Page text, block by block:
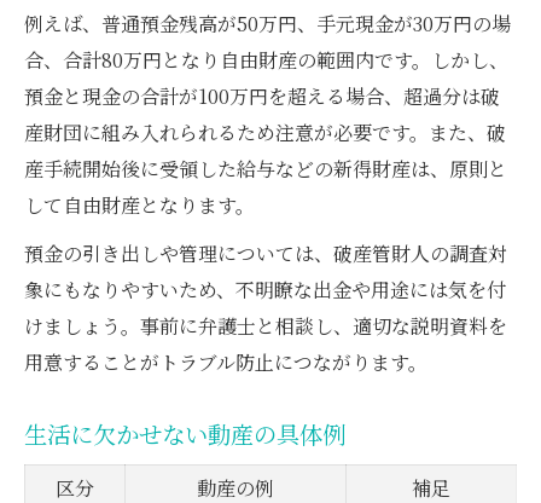
例えば、普通預金残高が50万円、手元現金が30万円の場
合、合計80万円となり自由財産の範囲内です。しかし、
預金と現金の合計が100万円を超える場合、超過分は破
産財団に組み入れられるため注意が必要です。また、破
産手続開始後に受領した給与などの新得財産は、原則と
して自由財産となります。
預金の引き出しや管理については、破産管財人の調査対
象にもなりやすいため、不明瞭な出金や用途には気を付
けましょう。事前に弁護士と相談し、適切な説明資料を
用意することがトラブル防止につながります。
生活に欠かせない動産の具体例
区分 動産の例
補足